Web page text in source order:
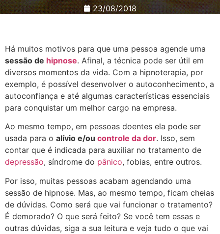
23/08/2018
Há muitos motivos para que uma pessoa agende uma
sessão de hipnose. Afinal, a técnica pode ser útil em
diversos momentos da vida. Com a hipnoterapia, por
exemplo, é possível desenvolver o autoconhecimento, a
autoconfiança e até algumas características essenciais
para conquistar um melhor cargo na empresa.
Ao mesmo tempo, em pessoas doentes ela pode ser
usada para o alívio e/ou controle da dor. Isso, sem
contar que é indicada para auxiliar no tratamento de
depressão, síndrome do pânico, fobias, entre outros.
Por isso, muitas pessoas acabam agendando uma
sessão de hipnose. Mas, ao mesmo tempo, ficam cheias
de dúvidas. Como será que vai funcionar o tratamento?
É demorado? O que será feito? Se você tem essas e
outras dúvidas, siga a sua leitura e veja tudo o que vai